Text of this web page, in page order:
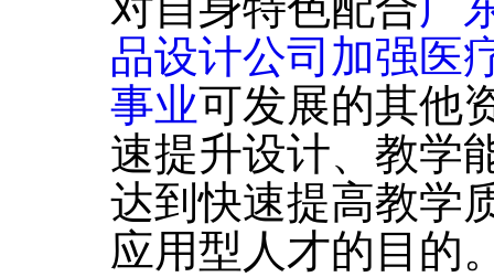
品设计公司加强医
事业可发展的其他
速提升设计、教学
达到快速提高教学
应用型人才的目的